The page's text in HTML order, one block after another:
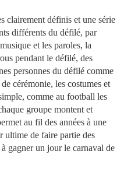
clairement définis et une série
différents du défilé, par
et les paroles, la
pendant le défilé, des
personnes du défilé comme
cérémonie, les costumes et
comme au football les
groupe montent et
au fil des années à une
ultime de faire partie des
gagner un jour le carnaval de